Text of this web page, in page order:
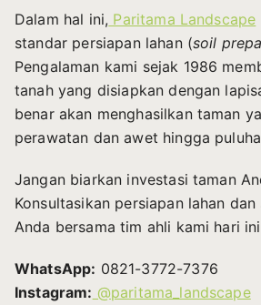
Dalam hal ini, Paritama Landscape
standar persiapan lahan (soil
Pengalaman kami sejak 1986
tanah yang disiapkan dengan
benar akan menghasilkan taman
perawatan dan awet hingga
Jangan biarkan investasi taman
Konsultasikan persiapan lahan
Anda bersama tim ahli kami hari
WhatsApp: 0821-3772-7376
Instagram: @paritama_landscape